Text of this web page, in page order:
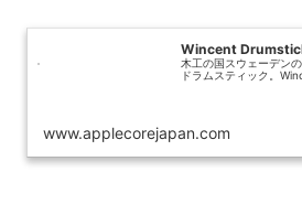
Wincent
木工の国スウェーデン
ドラムスティック。
www.applecorejapan.com